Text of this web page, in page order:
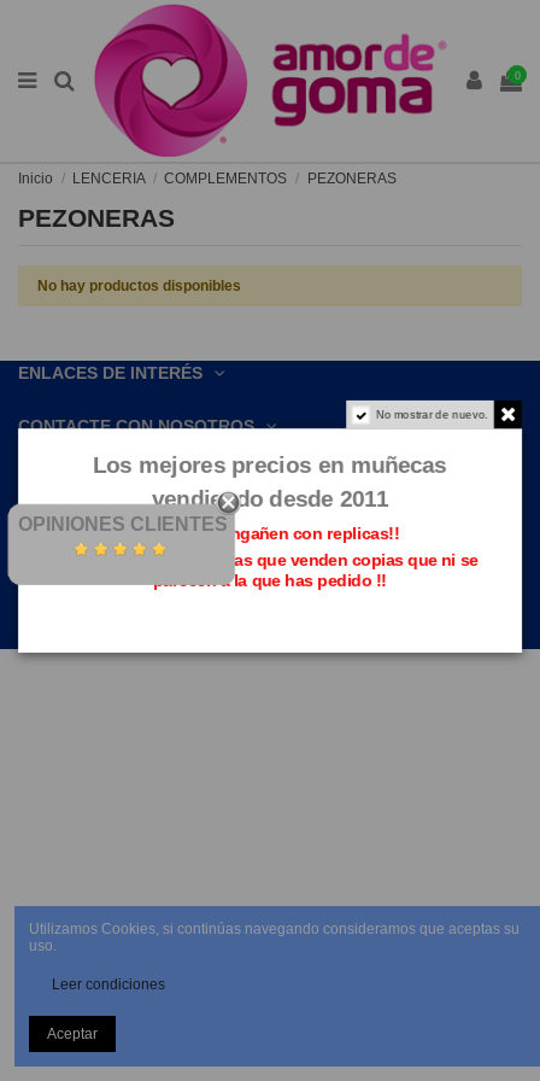
0
Inicio LENCERIA COMPLEMENTOS PEZONERAS
PEZONERAS
No hay productos disponibles
ENLACES DE INTERÉS
CONTACTE CON NOSOTROS
OPINIONES CLIENTES
No mostrar de nuevo.
Los mejores precios en muñecas
vendiendo desde 2011
Que no te engañen con replicas!!
Evita las páginas piratas que venden copias que ni se
parecen a la que has pedido !!
Utilizamos Cookies, si continúas navegando consideramos que aceptas su
uso.
Leer condiciones
Aceptar